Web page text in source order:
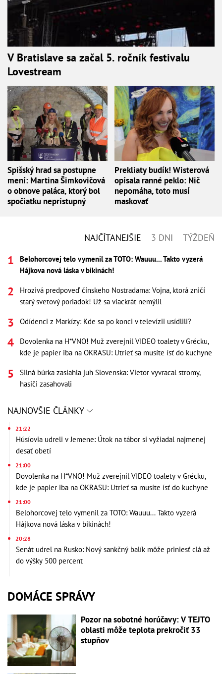
V Bratislave sa začal 5. ročník festivalu
Lovestream
Spišský hrad sa postupne
mení: Martina Šimkovičová
o obnove paláca, ktorý bol
spočiatku neprístupný
Prekliaty budík! Wisterová
opísala ranné peklo: Nič
nepomáha, toto musí
maskovať
NAJČÍTANEJŠIE 3 DNI TÝŽDEŇ
Belohorcovej telo vymenil za TOTO: Wauuu... Takto vyzerá
Hájkova nová láska v bikinách!
Hrozivá predpoveď čínskeho Nostradama: Vojna, ktorá zničí
starý svetový poriadok! Už sa viackrát nemýlil
Odídenci z Markízy: Kde sa po konci v televízii usídlili?
Dovolenka na H*VNO! Muž zverejnil VIDEO toalety v Grécku,
kde je papier iba na OKRASU: Utrieť sa musíte ísť do kuchyne
Silná búrka zasiahla juh Slovenska: Vietor vyvracal stromy,
hasiči zasahovali
NAJNOVŠIE ČLÁNKY
21:22
Húsíovia udreli v Jemene: Útok na tábor si vyžiadal najmenej
desať obetí
21:00
Dovolenka na H*VNO! Muž zverejnil VIDEO toalety v Grécku,
kde je papier iba na OKRASU: Utrieť sa musíte ísť do kuchyne
21:00
Belohorcovej telo vymenil za TOTO: Wauuu... Takto vyzerá
Hájkova nová láska v bikinách!
20:28
Senát udrel na Rusko: Nový sankčný balík môže priniesť clá až
do výšky 500 percent
DOMÁCE SPRÁVY
Pozor na sobotné horúčavy: V TEJTO
oblasti môže teplota prekročiť 33
stupňov